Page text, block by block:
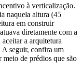
à verticalização.
naquela altura (45
em construir
diretamente com a
a arquitetura
A seguir, confira um
de prédios que são